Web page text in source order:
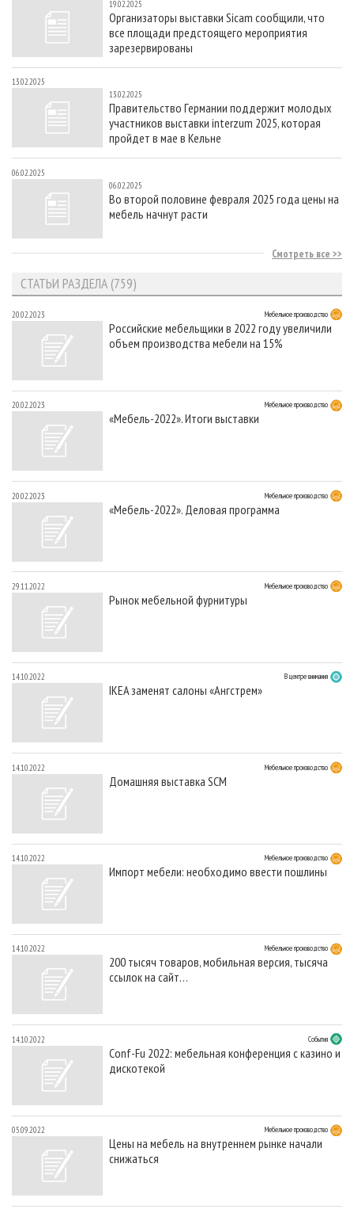
19.02.2025
Организаторы выставки Sicam сообщили, что
все площади предстоящего мероприятия
зарезервированы
13.02.2025
13.02.2025
Правительство Германии поддержит молодых
участников выставки interzum 2025, которая
пройдет в мае в Кельне
06.02.2025
06.02.2025
Во второй половине февраля 2025 года цены на
мебель начнут расти
Смотреть все
СТАТЬИ РАЗДЕЛА (759)
20.02.2023 Мебельное производство
Российские мебельщики в 2022 году увеличили
объем производства мебели на 15%
20.02.2023 Мебельное производство
«Мебель-2022». Итоги выставки
20.02.2023 Мебельное производство
«Мебель-2022». Деловая программа
29.11.2022 Мебельное производство
Рынок мебельной фурнитуры
14.10.2022 В центре внимания
IKEA заменят салоны «Ангстрем»
14.10.2022 Мебельное производство
Домашняя выставка SCM
14.10.2022 Мебельное производство
Импорт мебели: необходимо ввести пошлины
14.10.2022 Мебельное производство
200 тысяч товаров, мобильная версия, тысяча
ссылок на сайт…
14.10.2022 События
Conf-Fu 2022: мебельная конференция с казино и
дискотекой
05.09.2022 Мебельное производство
Цены на мебель на внутреннем рынке начали
снижаться